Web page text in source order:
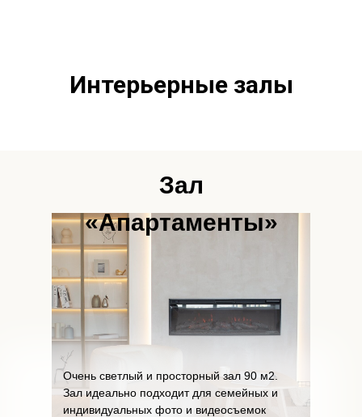
Интерьерные залы
Зал
«Апартаменты»
Очень светлый и просторный зал 90 м2.
Зал идеально подходит для семейных и
индивидуальных фото и видеосъемок